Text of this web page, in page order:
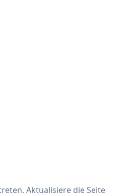
Aktualisiere die Seite